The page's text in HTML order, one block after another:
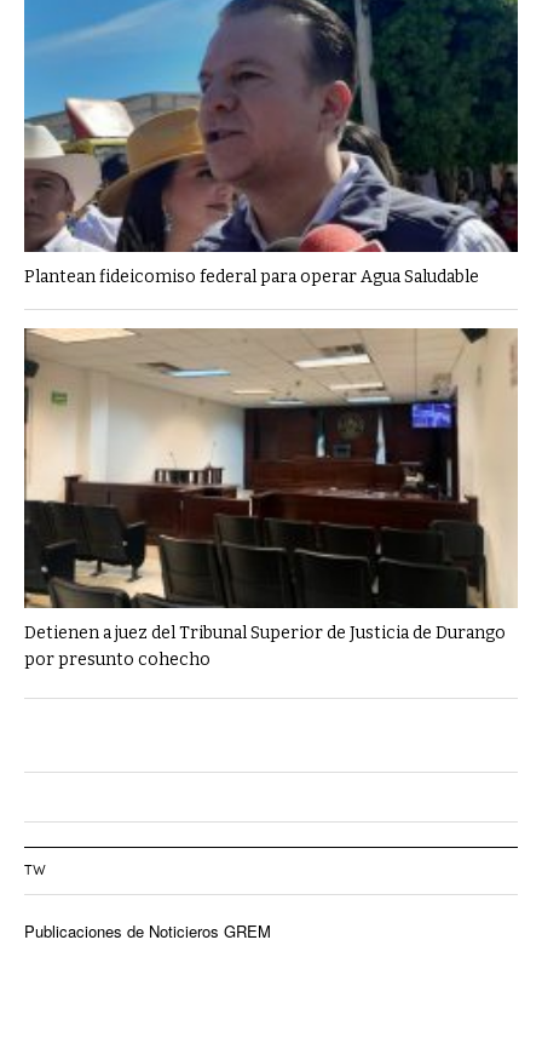
Plantean fideicomiso federal para operar Agua Saludable
Detienen a juez del Tribunal Superior de Justicia de Durango
por presunto cohecho
TW
Publicaciones de Noticieros GREM